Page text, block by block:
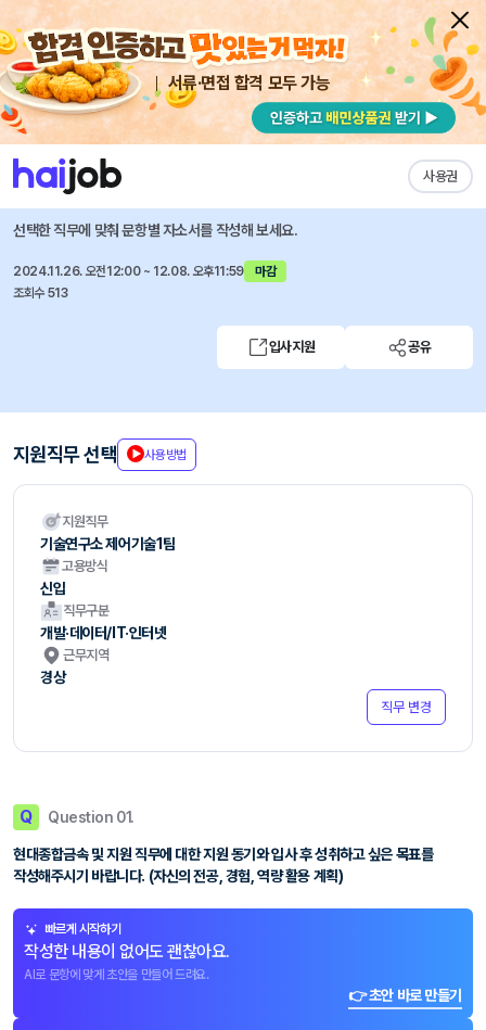
서류·면접 합격 모두 가능
사용권
채용공고 자소서 자유항목 자소서 내 작성목록
현대피엔에스 즐겨찾기
신입/경력사원 모집
선택한 직무에 맞춰 문항별 자소서를 작성해 보세요.
2024.11.26. 오전12:00 ~ 12.08. 오후11:59
마감
조회수 513
입사지원 공유
지원직무 선택 사용방법
지원직무
기술연구소 제어기술1팀
고용방식
신입
직무구분
개발·데이터/IT·인터넷
근무지역
경상
직무 변경
Q Question 01.
현대종합금속 및 지원 직무에 대한 지원 동기와 입사 후 성취하고 싶은 목표를
작성해주시기 바랍니다. (자신의 전공, 경험, 역량 활용 계획)
빠르게 시작하기
작성한 내용이 없어도 괜찮아요.
AI로 문항에 맞게 초안을 만들어 드려요.
👉 초안 바로 만들기